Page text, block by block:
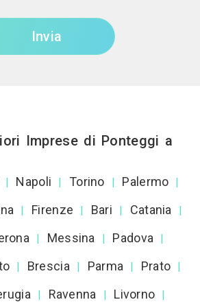
Invia
Imprese di Ponteggi a
| Napoli | Torino | Palermo |
| Firenze | Bari | Catania |
| Messina | Padova |
| Brescia | Parma | Prato |
| Ravenna | Livorno |